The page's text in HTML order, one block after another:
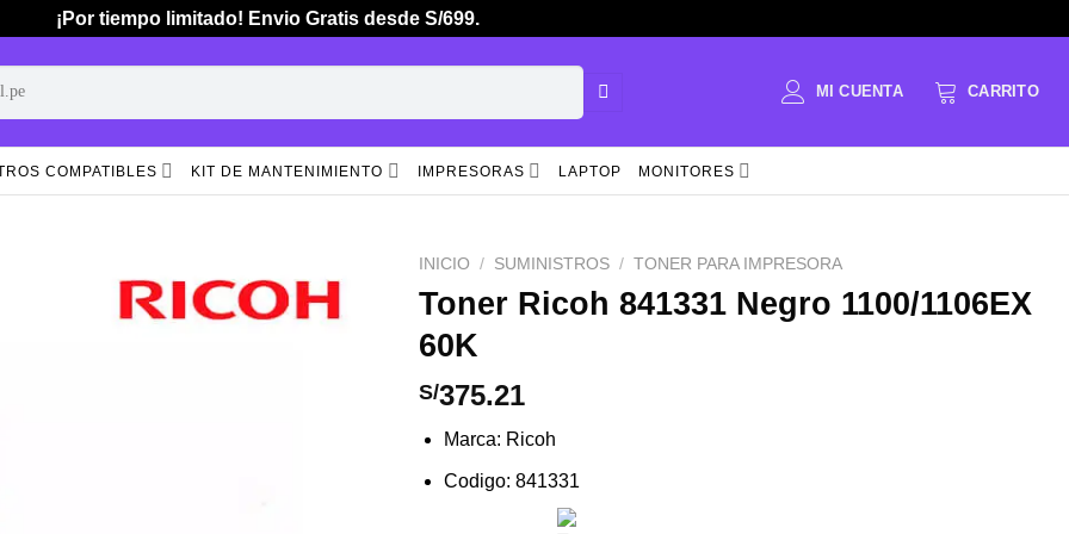
¡Por tiempo limitado! Envio Gratis desde S/699.
COMPATIBLES KIT DE MANTENIMIENTO IMPRESORAS LAPTOP MONITORES
INICIO / SUMINISTROS / TONER PARA IMPRESORA
Toner Ricoh 841331 Negro 1100/1106EX
60K
S/375.21
Marca: Ricoh
Codigo: 841331